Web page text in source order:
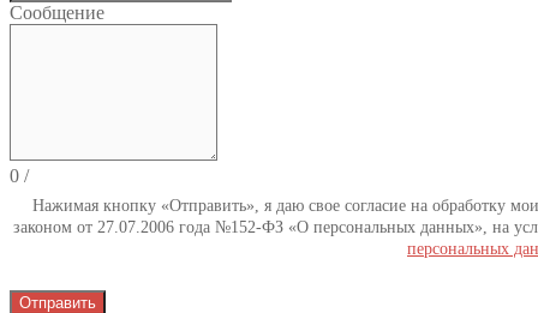
Сообщение
0 /
Нажимая кнопку «Отправить», я даю свое согласие на обработку
законом от 27.07.2006 года №152-ФЗ «О персональных данных», на
персональных
Отправить